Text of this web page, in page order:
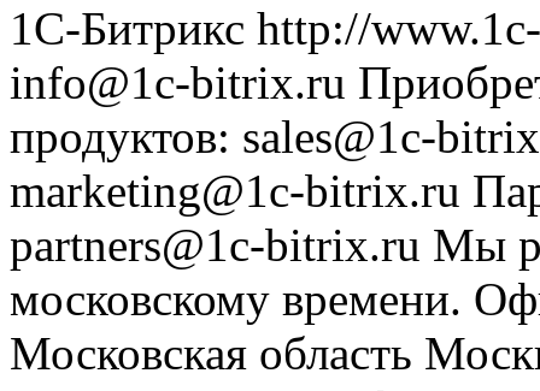
1С-Битрикс http://
info@1c-bitrix.ru
продуктов: sales@1c-
marketing@1c-bitrix.ru
partners@1c-bitrix.ru Мы
московскому времени.
Московская область